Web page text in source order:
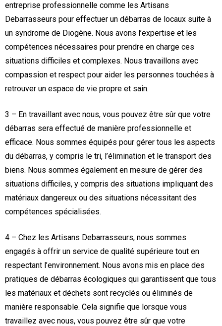
entreprise professionnelle comme les Artisans
Debarrasseurs pour effectuer un débarras de locaux suite à
un syndrome de Diogène. Nous avons l’expertise et les
compétences nécessaires pour prendre en charge ces
situations difficiles et complexes. Nous travaillons avec
compassion et respect pour aider les personnes touchées à
retrouver un espace de vie propre et sain.
3 – En travaillant avec nous, vous pouvez être sûr que votre
débarras sera effectué de manière professionnelle et
efficace. Nous sommes équipés pour gérer tous les aspects
du débarras, y compris le tri, l’élimination et le transport des
biens. Nous sommes également en mesure de gérer des
situations difficiles, y compris des situations impliquant des
matériaux dangereux ou des situations nécessitant des
compétences spécialisées.
4 – Chez les Artisans Debarrasseurs, nous sommes
engagés à offrir un service de qualité supérieure tout en
respectant l’environnement. Nous avons mis en place des
pratiques de débarras écologiques qui garantissent que tous
les matériaux et déchets sont recyclés ou éliminés de
manière responsable. Cela signifie que lorsque vous
travaillez avec nous, vous pouvez être sûr que votre